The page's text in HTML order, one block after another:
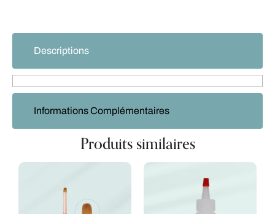
Descriptions
Informations Complémentaires
Produits similaires